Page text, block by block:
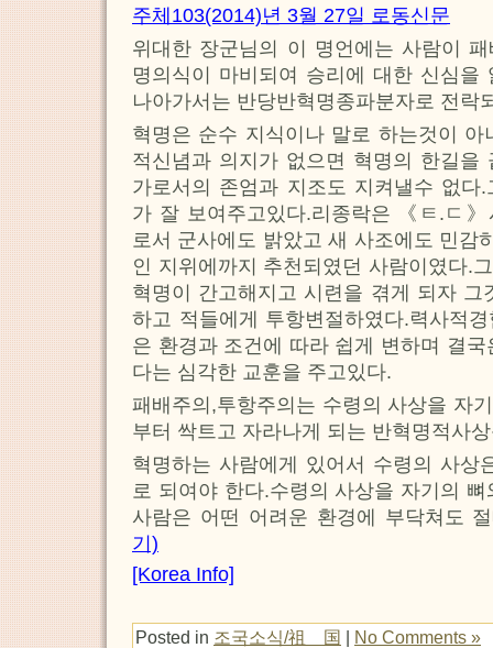
주체103(2014)년 3월 27일 로동신문
위대한 장군님의 이 명언에는 사람이
명의식이 마비되여 승리에 대한 신심을
나아가서는 반당반혁명종파분자로 전락
혁명은 순수 지식이나 말로 하는것이
적신념과 의지가 없으면 혁명의 한길을
가로서의 존엄과 지조도 지켜낼수 없다
가 잘 보여주고있다.리종락은 《ㅌ.ㄷ
로서 군사에도 밝았고 새 사조에도 민감
인 지위에까지 추천되였던 사람이였다.
혁명이 간고해지고 시련을 겪게 되자
하고 적들에게 투항변절하였다.력사적
은 환경과 조건에 따라 쉽게 변하며 결
다는 심각한 교훈을 주고있다.
패배주의,투항주의는 수령의 사상을 자
부터 싹트고 자라나게 되는 반혁명적사
혁명하는 사람에게 있어서 수령의 사상
로 되여야 한다.수령의 사상을 자기의
사람은 어떤 어려운 환경에 부닥쳐도
기)
[Korea Info]
Posted in 조국소식/祖 国 | No Comments »